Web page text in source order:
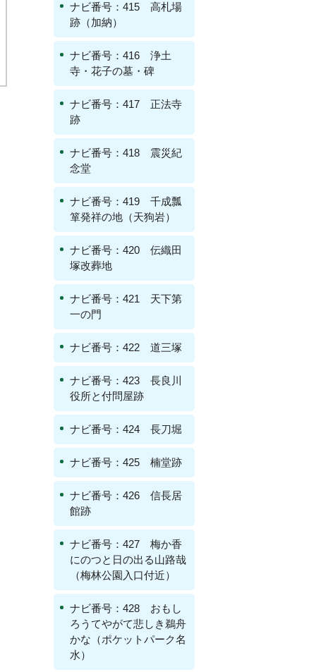
ナビ番号：415 高札場
跡（加納）
ナビ番号：416 浄土
寺・花子の墓・碑
ナビ番号：417 正法寺
跡
ナビ番号：418 震災紀
念堂
ナビ番号：419 千成瓢
箪発祥の地（天狗岩）
ナビ番号：420 伝織田
塚改葬地
ナビ番号：421 天下第
一の門
ナビ番号：422 道三塚
ナビ番号：423 長良川
役所と付問屋跡
ナビ番号：424 長刀堀
ナビ番号：425 楠堂跡
ナビ番号：426 信長居
館跡
ナビ番号：427 梅か香
にのつと日の出る山路哉
（梅林公園入口付近）
ナビ番号：428 おもし
ろうてやがて悲しき鵜舟
かな（ポケットパーク名
水）